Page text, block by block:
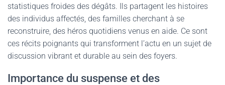
statistiques froides des dégâts. Ils partagent les histoires
des individus affectés, des familles cherchant à se
reconstruire, des héros quotidiens venus en aide. Ce sont
ces récits poignants qui transforment l’actu en un sujet de
discussion vibrant et durable au sein des foyers.
Importance du suspense et des